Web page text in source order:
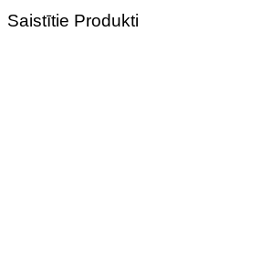
Saistītie Produkti